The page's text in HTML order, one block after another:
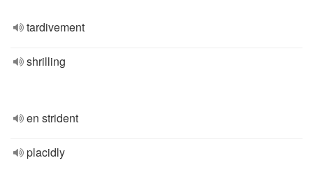
tardivement
shrilling
en strident
placidly